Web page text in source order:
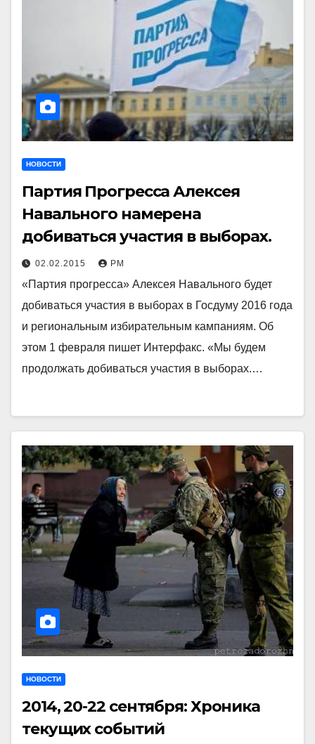
НОВОСТИ
Партия Прогресса Алексея
Навального намерена
добиваться участия в выборах.
02.02.2015 РМ
«Партия прогресса» Алексея Навального будет
добиваться участия в выборах в Госдуму 2016 года
и региональным избирательным кампаниям. Об
этом 1 февраля пишет Интерфакс. «Мы будем
продолжать добиваться участия в выборах.…
НОВОСТИ
2014, 20-22 сентября: Хроника
текущих событий